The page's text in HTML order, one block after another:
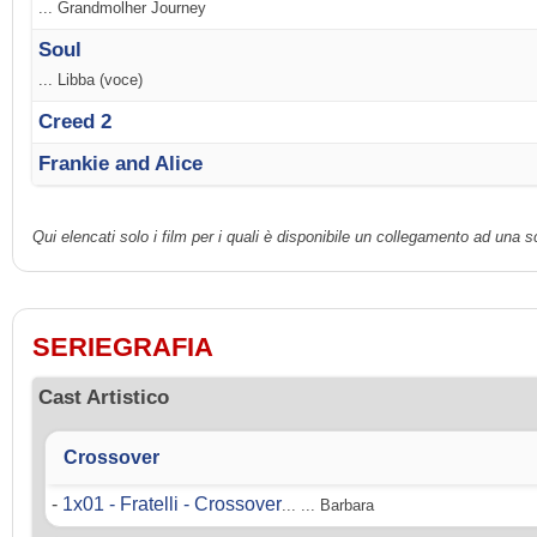
... Grandmolher Journey
Soul
... Libba (voce)
Creed 2
Frankie and Alice
Qui elencati solo i film per i quali è disponibile un collegamento ad una
SERIEGRAFIA
Cast Artistico
Crossover
- 1x01 - Fratelli - Crossover... ... Barbara